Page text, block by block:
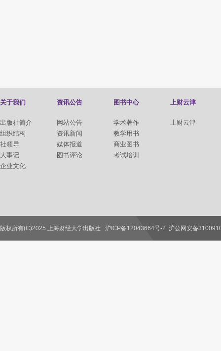
关于我们
出版社简介
组织结构
社领导
大事记
企业文化
资讯公告
网站公告
资讯新闻
媒体报道
图书评论
图书中心
学术著作
教学用书
商业图书
考试培训
上财云津
上财云津
联系我们
版权所有(C)2025 上海财经大学出版社 沪ICP备12043664号-2 沪公网安备